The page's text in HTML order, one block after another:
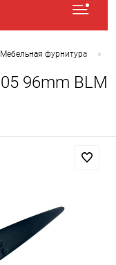
Мебельная фурнитура •
96mm BLM